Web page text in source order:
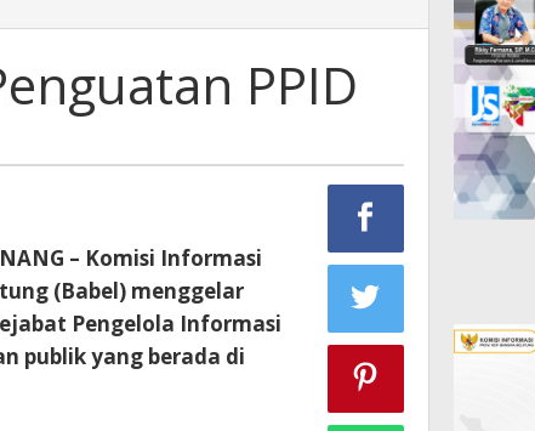
PPID
– Komisi Informasi
(Babel) menggelar
Pengelola Informasi
publik yang berada di